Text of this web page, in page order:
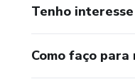
Tenho
Como faço